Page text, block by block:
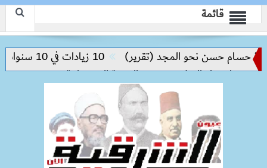
قائمة
حسن نحو المجد (تقرير)
10 زيادات في 10 سنوات.. هل حان الوقت لرفع دعم البنزين نهائيا؟
بناء السلام وتحقيق التنمية المستدامة